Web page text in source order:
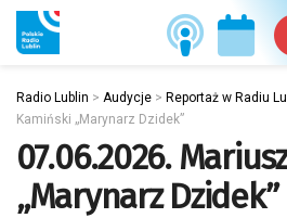
Radio Lublin > Audycje > Reportaż w Radiu
Kamiński „Marynarz Dzidek”
07.06.2026.
„Marynarz Dzidek”